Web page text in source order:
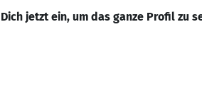
jetzt ein, um das ganze Profil zu